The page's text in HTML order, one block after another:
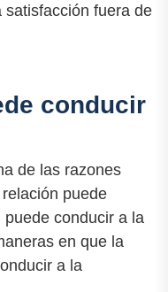
satisfacción fuera de
conducir
de las razones
puede
conducir a la
en que la
a la